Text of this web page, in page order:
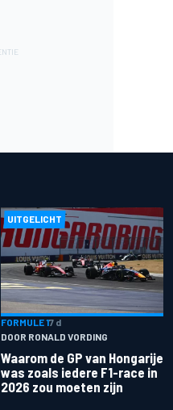
UITGELICHT
FORMULE 17 d
DOOR RONALD VORDING
Waarom de GP van Hongarije
was zoals iedere F1-race in
2026 zou moeten zijn